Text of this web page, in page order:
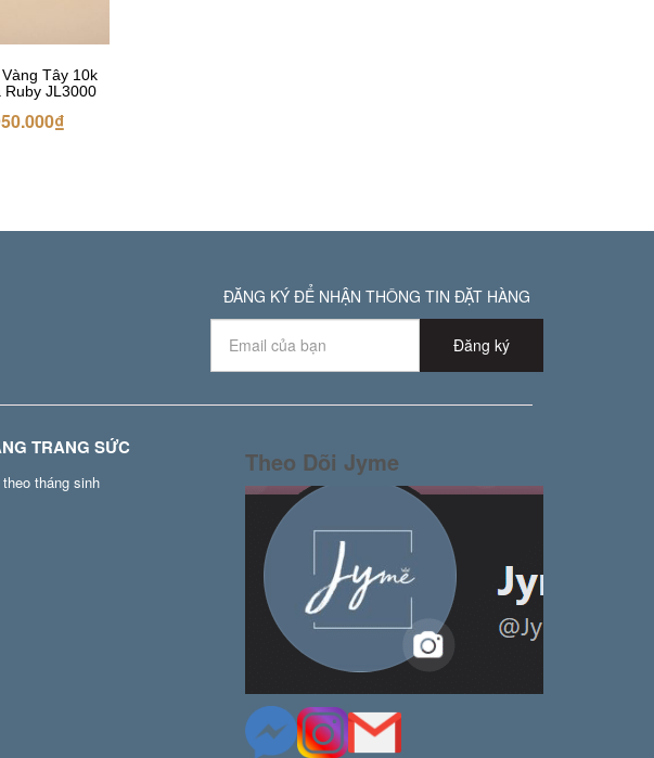
Vàng Tây 10k
JL3000
₫
ĐĂNG KÝ ĐỂ NHẬN THÔNG TIN ĐẶT HÀNG
Đăng ký
TRANG SỨC
tháng sinh
Theo Dõi Jyme